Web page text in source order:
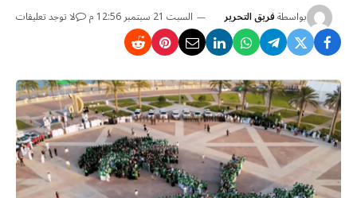
بواسطةفريق التحرير السبت 21 سبتمبر 12:56 م لا توجد تعليقات